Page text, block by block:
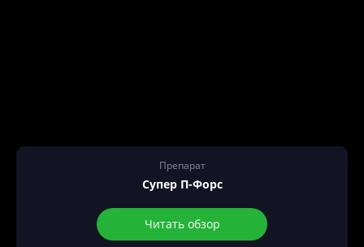
Препарат
Супер П-Форс
Читать обзор